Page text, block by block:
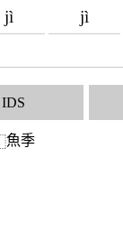
jì
jì
IDS
魚季